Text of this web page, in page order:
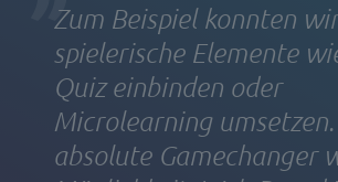
Zum Beispiel konnten wir
spielerische Elemente
Quiz einbinden oder
Microlearning
absolute Gamechanger